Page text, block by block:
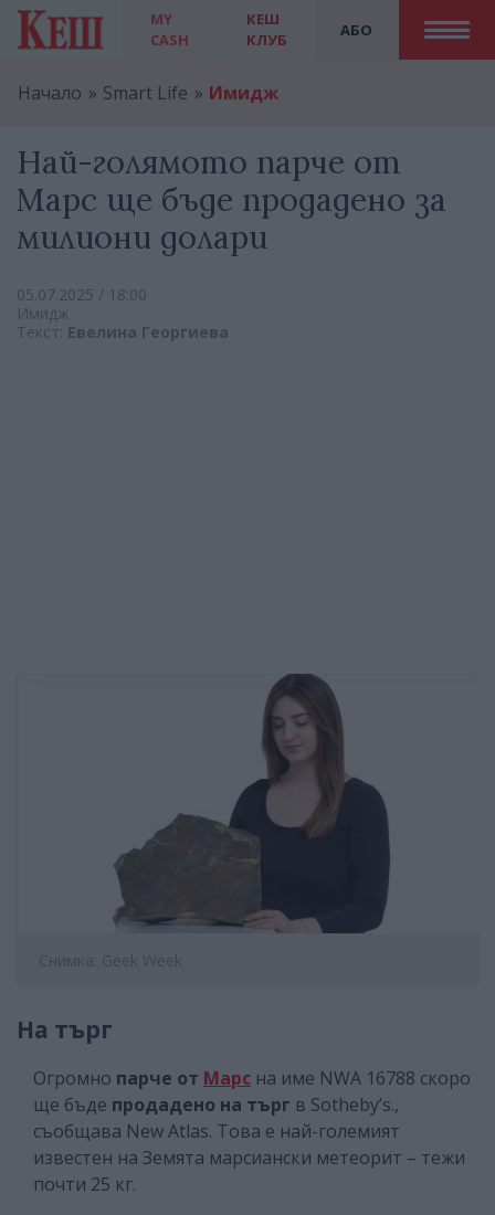
MY
CASH
АБО
КЕШ
КЛУБ
Начало Smart Life Имидж
Най-голямото парче от
Марс ще бъде продадено за
милиони долари
05.07.2025 / 18:00
Имидж
Текст: Евелина Георгиева
Снимка: Geek Week
На търг
Огромно парче от Марс на име NWA 16788 скоро
ще бъде продадено на търг в Sotheby’s.,
съобщава New Atlas. Това е най-големият
известен на Земята марсиански метеорит – тежи
почти 25 кг.